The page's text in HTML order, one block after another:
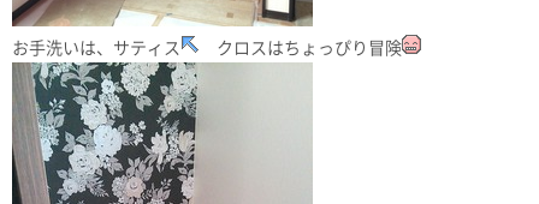
お手洗いは、サティス クロスはちょっぴり冒険